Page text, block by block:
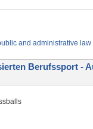
and administrative law
Berufssport -